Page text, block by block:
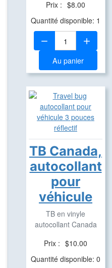
Prix : $8.00
Quantité disponible: 1
Quantité:
Au panier
TB Canada,
autocollant
pour
véhicule
TB en vinyle
autocollant Canada
Prix : $10.00
Quantité disponible: 0